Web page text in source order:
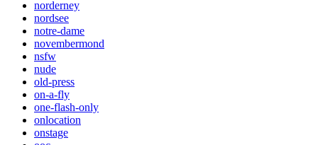
norderney
nordsee
notre-dame
novembermond
nsfw
nude
old-press
on-a-fly
one-flash-only
onlocation
onstage